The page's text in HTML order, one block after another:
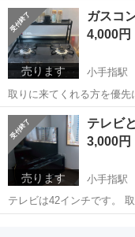
埼玉 所沢市
売ります
ガスコ
4,000円
小手指駅
取りに来てくれる方を優先にお譲りしま
60×40cmです（取りに来
ます） 4月20日までで
埼玉 所沢市 小手
売ります
テレビ
3,000円
小手指駅
テレビは42インチです。 取りに来てくれる方を優先します。 4/20まで
ならいつでもOKです。